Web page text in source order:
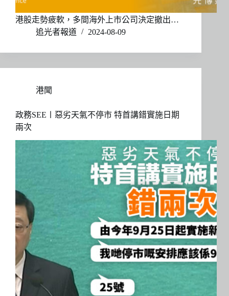
港股走勢疲軟，多間海外上市公司決定撤出…
追光者報道
2024-08-09
港聞
政務SEE〡惡劣天氣不停市 特首講錯實施日期
兩次